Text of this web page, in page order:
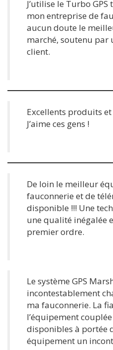
J’utilise le Turbo
mon entreprise de
aucun doute le
marché, soutenu par
client.
Excellents produits
J’aime ces gens !
De loin le meilleur
fauconnerie et de
disponible !!! Une
une qualité inégalée
premier ordre.
Le système GPS
incontestablement
ma fauconnerie. La
l’équipement
disponibles à portée
équipement un